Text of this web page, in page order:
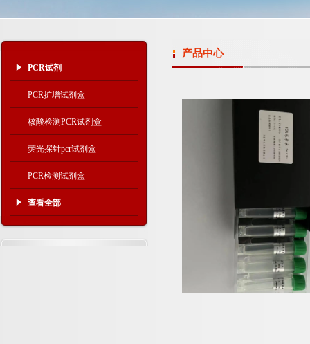
PCR试剂
PCR扩增试剂盒
核酸检测PCR试剂盒
荧光探针pcr试剂盒
PCR检测试剂盒
查看全部
产品中心